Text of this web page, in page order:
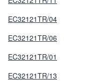
EC32121TR/04
EC32121TR/06
EC32121TR/01
EC32121TR/13